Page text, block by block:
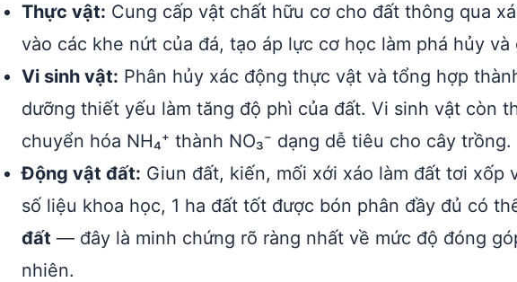
Thực vật: Cung cấp vật chất hữu cơ cho đất thông qua
vào các khe nứt của đá, tạo áp lực cơ học làm phá hủy
Vi sinh vật: Phân hủy xác động thực vật và tổng hợp
dưỡng thiết yếu làm tăng độ phì của đất. Vi sinh vật còn
chuyển hóa NH₄⁺ thành NO₃⁻ dạng dễ tiêu cho cây trồng.
Động vật đất: Giun đất, kiến, mối xới xáo làm đất tơi xốp
số liệu khoa học, 1 ha đất tốt được bón phân đầy đủ có
đất — đây là minh chứng rõ ràng nhất về mức độ đóng
nhiên.